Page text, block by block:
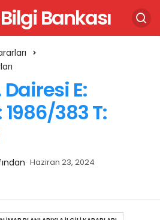
Bankası
E:
383 T:
Haziran 23, 2024